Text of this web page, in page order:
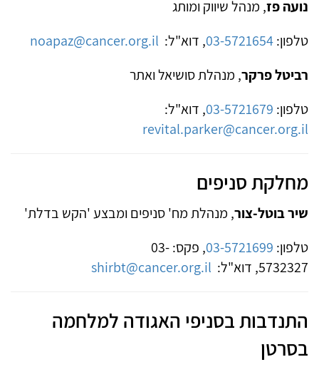
נועה פז, מנהל שיווק ומותג
טלפון:03-5721654, דוא"ל: noapaz@cancer.org.il
רביטל פרקר, מנהלת סושיאל ואתר
טלפון: 03-5721679, דוא"ל:
revital.parker@cancer.org.il
מחלקת סניפים
שיר בוטל-צור, מנהלת מח' סניפים ומבצע 'הקש בדלת'
טלפון: 03-5721699
, פקס: 03-
5732327, דוא"ל:
shirbt@cancer.org.il
התנדבות בסניפי האגודה למלחמה
בסרטן